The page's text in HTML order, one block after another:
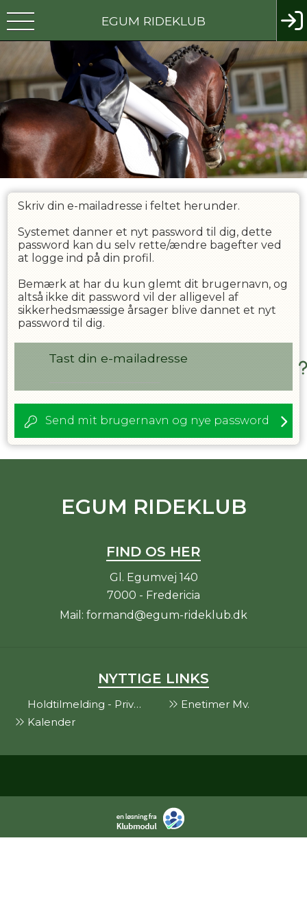
EGUM RIDEKLUB
Skriv din e-mailadresse i feltet herunder.
Systemet danner et nyt password til dig, dette
password kan du selv rette/ændre bagefter ved
at logge ind på din profil.
Bemærk at har du kun glemt dit brugernavn, og
altså ikke dit password vil der alligevel af
sikkerhedsmæssige årsager blive dannet et nyt
password til dig.
Tast din e-mailadresse
Send mit brugernavn og nye password
EGUM RIDEKLUB
FIND OS HER
Gl. Egumvej 140
7000 - Fredericia
Mail: formand@egum-rideklub.dk
NYTTIGE LINKS
Holdtilmelding - Privat
Enetimer Mv.
Kalender